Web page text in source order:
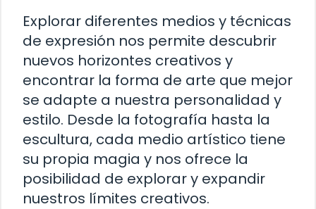
Explorar diferentes medios y técnicas
de expresión nos permite descubrir
nuevos horizontes creativos y
encontrar la forma de arte que mejor
se adapte a nuestra personalidad y
estilo. Desde la fotografía hasta la
escultura, cada medio artístico tiene
su propia magia y nos ofrece la
posibilidad de explorar y expandir
nuestros límites creativos.